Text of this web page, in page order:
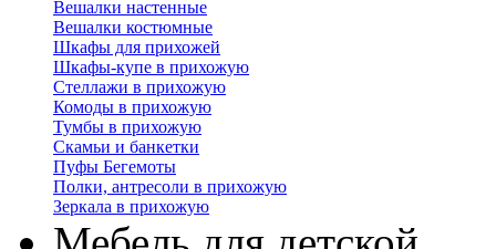
Вешалки настенные
Вешалки костюмные
Шкафы для прихожей
Шкафы-купе в прихожую
Стеллажи в прихожую
Комоды в прихожую
Тумбы в прихожую
Скамьи и банкетки
Пуфы Бегемоты
Полки, антресоли в прихожую
Зеркала в прихожую